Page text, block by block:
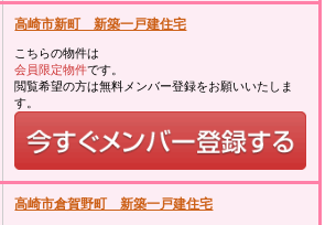
高崎市新町 新築一戸建住宅
こちらの物件は
会員限定物件です。
閲覧希望の方は無料メンバー登録をお願いいたしま
す。
高崎市倉賀野町 新築一戸建住宅